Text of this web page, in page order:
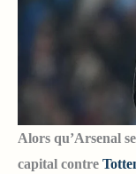
Alors qu’Arsenal
capital contre